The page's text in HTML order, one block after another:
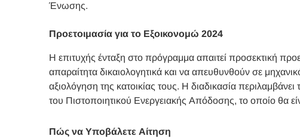
Ένωσης.
Προετοιμασία για το Εξοικονομώ 2024
Η επιτυχής ένταξη στο πρόγραμμα απαιτεί προσεκτική
απαραίτητα δικαιολογητικά και να απευθυνθούν σε
αξιολόγηση της κατοικίας τους. Η διαδικασία περιλαμβάνει
του Πιστοποιητικού Ενεργειακής Απόδοσης, το οποίο θα
Πώς να Υποβάλετε Αίτηση